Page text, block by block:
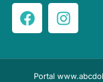
Portal